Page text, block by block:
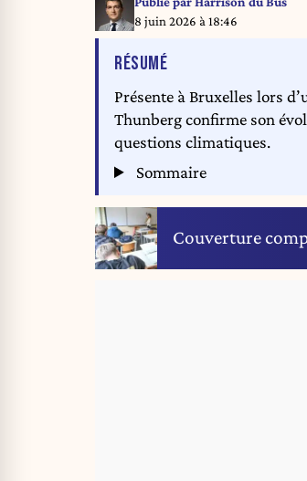
8 juin 2026 à 18:46
RÉSUMÉDE L'ARTICLE
Présente à Bruxelles lors
Thunberg confirme son
questions climatiques.
Sommaire
Couverture